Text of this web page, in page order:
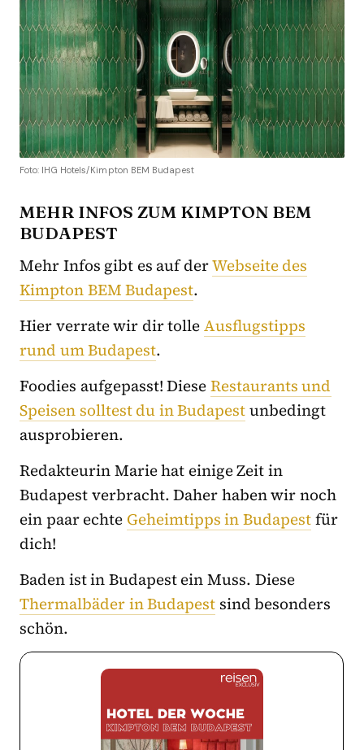
Foto: IHG Hotels/Kimpton BEM Budapest
MEHR INFOS ZUM KIMPTON BEM
BUDAPEST
Mehr Infos gibt es auf derWebseite des
Kimpton BEM Budapest.
Hier verrate wir dir tolleAusflugstipps
rund um Budapest.
Foodies aufgepasst! DieseRestaurants und
Speisen solltest du in Budapestunbedingt
ausprobieren.
Redakteurin Marie hat einige Zeit in
Budapest verbracht. Daher haben wir noch
ein paar echte Geheimtipps in Budapestfür
dich!
Baden ist in Budapest ein Muss. Diese
Thermalbäder in Budapest sind besonders
schön.